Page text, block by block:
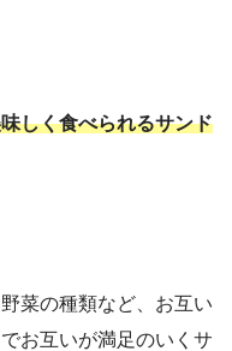
しく食べられるサンド
菜の種類など、お互い
お互いが満足のいくサ